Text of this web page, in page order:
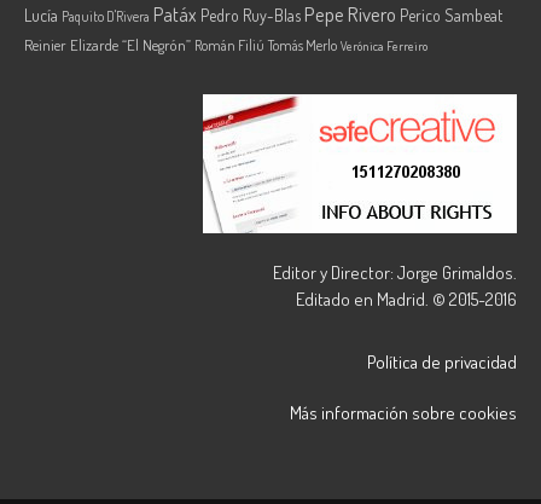
Lucía Paquito D'Rivera Patáx Pedro Ruy-Blas Pepe Rivero Perico Sambeat
Reinier Elizarde “El Negrón” Román Filiú Tomás Merlo Verónica Ferreiro
Editor y Director: Jorge Grimaldos.
Editado en Madrid. © 2015-2016
Política de privacidad
Más información sobre cookies